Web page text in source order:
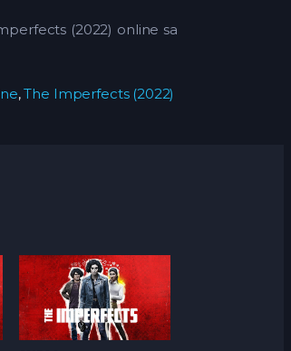
(2022) online sa
,The Imperfects (2022)